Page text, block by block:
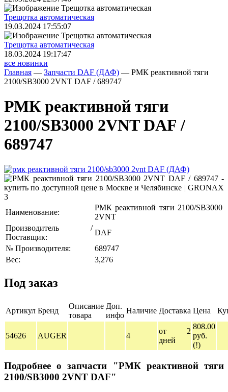
Трещoтка автоматическая
19.03.2024 17:55:07
Трещoтка автоматическая
18.03.2024 19:17:47
все новинки
Главная — Запчасти DAF (ДАФ) — РМК реактивной тяги
2100/SB3000 2VNT DAF / 689747
РМК реактивной тяги
2100/SB3000 2VNT DAF /
689747
Наименование:
РМК реактивной тяги 2100/SB3000
2VNT
Производитель /
Поставщик:
DAF
№ Производителя:
689747
Вес:
3,276
Под заказ
Артикул Бренд
Описание
товара
Доп.
инфо
Наличие Доставка Цена
54626 AUGER 4
от 2
дней
808.00
руб.
(!)
Подробнее о запчасти "РМК реактивной тяги
2100/SB3000 2VNT DAF"